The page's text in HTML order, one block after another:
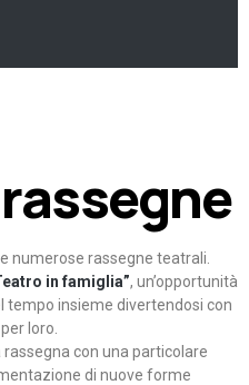
numerose rassegne teatrali.
in famiglia”, un’opportunità
tempo insieme divertendosi con
loro.
rassegna con una particolare
di nuove forme